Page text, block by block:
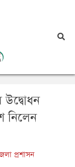
উদ্বোধন
নিলেন
প্রশাসন